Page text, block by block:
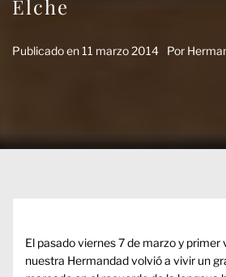
Elche
Publicado en11 marzo 2014 Por
El pasado viernes 7 de marzo y primer
nuestra Hermandad volvió a vivir un